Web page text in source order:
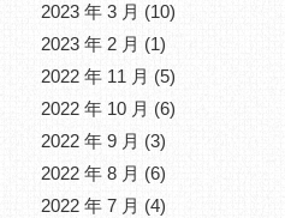
2023 年 3 月 (10)
2023 年 2 月 (1)
2022 年 11 月 (5)
2022 年 10 月 (6)
2022 年 9 月 (3)
2022 年 8 月 (6)
2022 年 7 月 (4)